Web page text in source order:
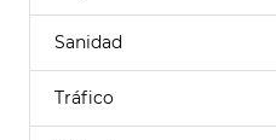
Sanidad
Tráfico